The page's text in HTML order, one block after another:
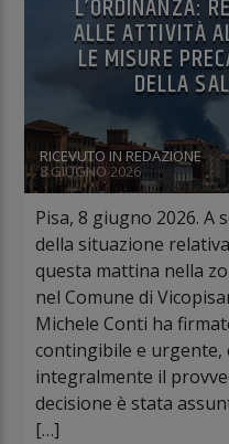
L’ORDINANZA:
ALLE ATTIVITÀ
LE MISURE
DELLA
RICEVUTO IN REDAZIONE
8 GIUGNO 2026
Pisa, 8 giugno 2026. A
della situazione
questa mattina nella
nel Comune di
Michele Conti ha
contingibile e urgente,
integralmente il
decisione è stata
[…]